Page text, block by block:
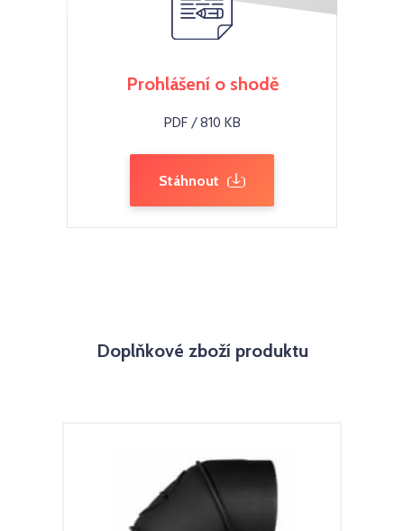
Prohlášení o shodě
PDF / 810 KB
Stáhnout
Doplňkové zboží produktu